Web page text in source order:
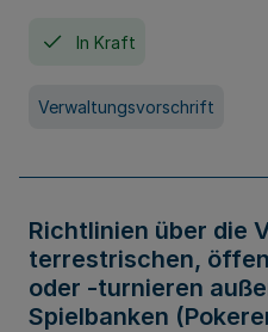
In Kraft
Verwaltungsvorschrift
Richtlinien über die
terrestrischen,
oder -turnieren
Spielbanken